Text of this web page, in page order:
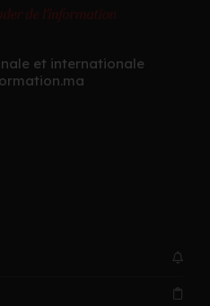
et internationale